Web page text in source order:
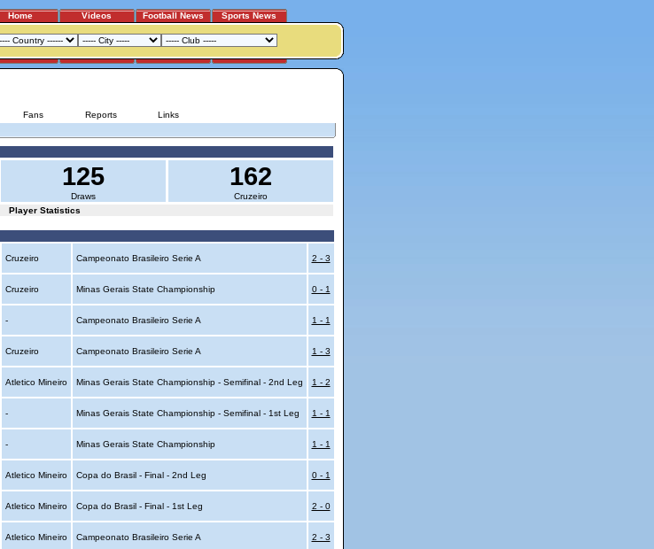
Home Videos Football News Sports News
Fans Reports Links
125
Draws
162
Cruzeiro
Player Statistics
Cruzeiro Campeonato Brasileiro Serie A 2 - 3
Cruzeiro Minas Gerais State Championship 0 - 1
- Campeonato Brasileiro Serie A 1 - 1
Cruzeiro Campeonato Brasileiro Serie A 1 - 3
Atletico Mineiro Minas Gerais State Championship - Semifinal - 2nd Leg 1 - 2
- Minas Gerais State Championship - Semifinal - 1st Leg 1 - 1
- Minas Gerais State Championship 1 - 1
Atletico Mineiro Copa do Brasil - Final - 2nd Leg 0 - 1
Atletico Mineiro Copa do Brasil - Final - 1st Leg 2 - 0
Atletico Mineiro Campeonato Brasileiro Serie A 2 - 3